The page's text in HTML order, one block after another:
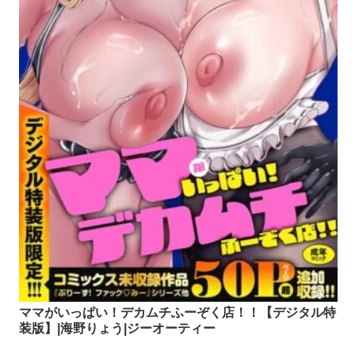
ママがいっぱい！デカムチふーぞく店！！【デジタル特
装版】|海野りょう|ジーオーティー